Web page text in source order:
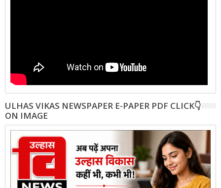
ULHAS VIKAS NEWSPAPER E-PAPER PDF CLICK👇
ON IMAGE